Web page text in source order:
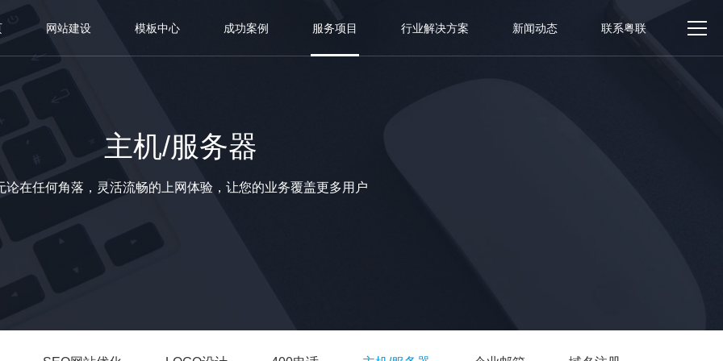
网站建设 模板中心 成功案例 服务项目 行业解决方案 新闻动态 联系粤联
主机/服务器
论在任何角落，灵活流畅的上网体验，让您的业务覆盖更多用户